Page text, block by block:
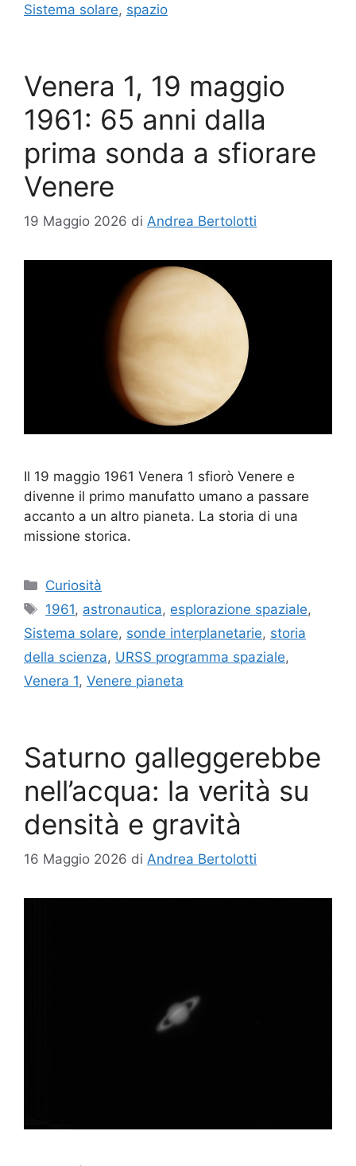
Sistema solare, spazio
Venera 1, 19 maggio
1961: 65 anni dalla
prima sonda a sfiorare
Venere
19 Maggio 2026 di Andrea Bertolotti
Il 19 maggio 1961 Venera 1 sfiorò Venere e
divenne il primo manufatto umano a passare
accanto a un altro pianeta. La storia di una
missione storica.
Categorie
Curiosità
Tag
1961, astronautica, esplorazione spaziale,
Sistema solare, sonde interplanetarie, storia
della scienza, URSS programma spaziale,
Venera 1, Venere pianeta
Saturno galleggerebbe
nell’acqua: la verità su
densità e gravità
16 Maggio 2026 di Andrea Bertolotti